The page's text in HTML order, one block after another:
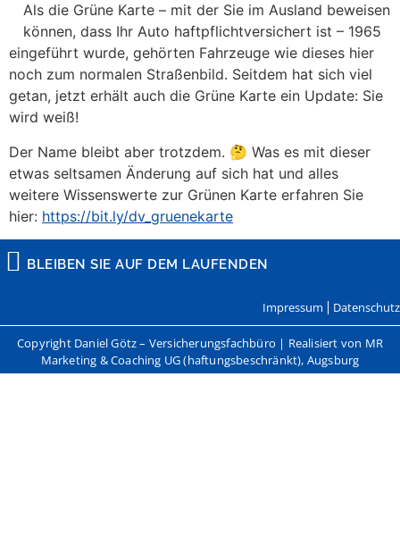
Als die Grüne Karte – mit der Sie im Ausland beweisen
können, dass Ihr Auto haftpflichtversichert ist – 1965
eingeführt wurde, gehörten Fahrzeuge wie dieses hier
noch zum normalen Straßenbild. Seitdem hat sich viel
getan, jetzt erhält auch die Grüne Karte ein Update: Sie
wird weiß!
Der Name bleibt aber trotzdem. 🤔 Was es mit dieser
etwas seltsamen Änderung auf sich hat und alles
weitere Wissenswerte zur Grünen Karte erfahren Sie
hier: https://bit.ly/dv_gruenekarte
BLEIBEN SIE AUF DEM LAUFENDEN
Impressum Datenschutz
Copyright Daniel Götz – Versicherungsfachbüro | Realisiert von MR
Marketing & Coaching UG (haftungsbeschränkt), Augsburg